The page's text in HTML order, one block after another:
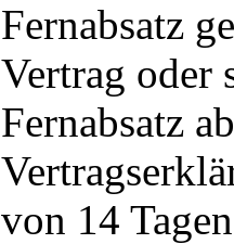
Fernabsatz
Vertrag oder
Fernabsatz
von 14